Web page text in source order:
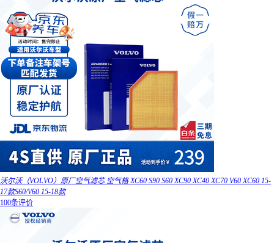
沃尔沃（VOLVO）原厂空气滤芯 空气格 XC60 S90 S60 XC90 XC40 XC70 V60 XC60 15-
17款S60/V60 15-18款
100条评价